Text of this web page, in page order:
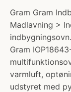
Gram Gram
Madlavning >
Gram
varmluft,
udstyret med